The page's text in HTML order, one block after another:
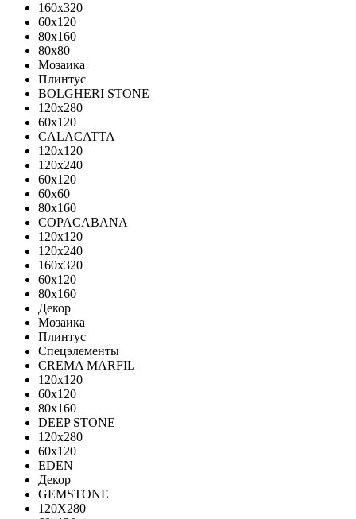
160x320
60x120
80x160
80x80
Мозаика
Плинтус
BOLGHERI STONE
120x280
60x120
CALACATTA
120x120
120x240
60x120
60x60
80x160
COPACABANA
120x120
120x240
160x320
60x120
80x160
Декор
Мозаика
Плинтус
Спецэлементы
CREMA MARFIL
120x120
60x120
80x160
DEEP STONE
120х280
60х120
EDEN
Декор
GEMSTONE
120X280